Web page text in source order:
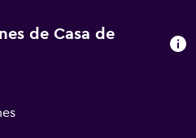
de Casa de